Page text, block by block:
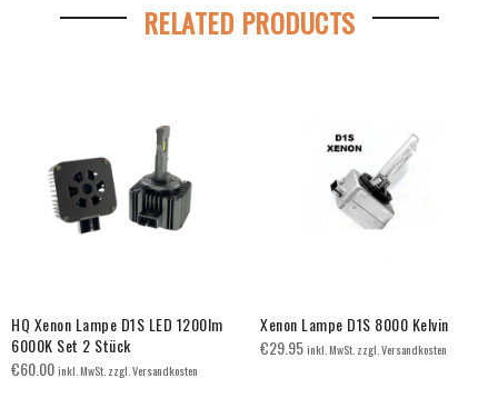
RELATED PRODUCTS
HQ Xenon Lampe D1S LED 1200lm
6000K Set 2 Stück
€60.00inkl. MwSt. zzgl. Versandkosten
Xenon Lampe D1S 8000 Kelvin
€29.95inkl. MwSt. zzgl. Versandkosten